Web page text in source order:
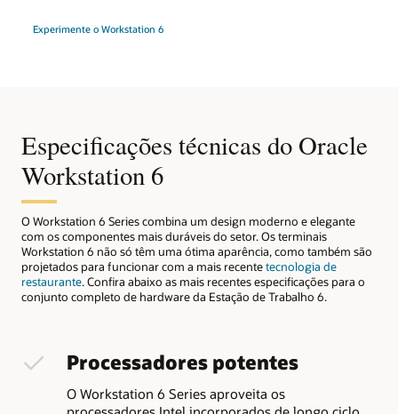
Experimente o Workstation 6
Especificações técnicas do Oracle
Workstation 6
O Workstation 6 Series combina um design moderno e elegante
com os componentes mais duráveis ​​do setor. Os terminais
Workstation 6 não só têm uma ótima aparência, como também são
projetados para funcionar com a mais recentetecnologia de
restaurante. Confira abaixo as mais recentes especificações para o
conjunto completo de hardware da Estação de Trabalho 6.
Processadores potentes
O Workstation 6 Series aproveita os